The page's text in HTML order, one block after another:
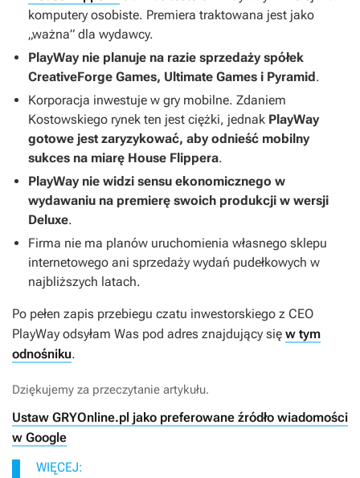
komputery osobiste. Premiera traktowana jest jako
„ważna” dla wydawcy.
PlayWay nie planuje na razie sprzedaży spółek
CreativeForge Games, Ultimate Games i Pyramid.
Korporacja inwestuje w gry mobilne. Zdaniem
Kostowskiego rynek ten jest ciężki, jednak PlayWay
gotowe jest zaryzykować, aby odnieść mobilny
sukces na miarę House Flippera.
PlayWay nie widzi sensu ekonomicznego w
wydawaniu na premierę swoich produkcji w wersji
Deluxe.
Firma nie ma planów uruchomienia własnego sklepu
internetowego ani sprzedaży wydań pudełkowych w
najbliższych latach.
Po pełen zapis przebiegu czatu inwestorskiego z CEO
PlayWay odsyłam Was pod adres znajdujący się w tym
odnośniku.
Dziękujemy za przeczytanie artykułu.
Ustaw GRYOnline.pl jako preferowane źródło wiadomości
w Google
WIĘCEJ: